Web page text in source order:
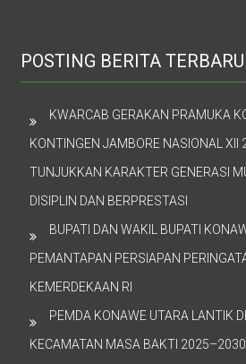
POSTING BERITA TERBARU
KWARCAB GERAKAN PRAMUKA
KONTINGEN JAMBORE NASIONAL XII
TUNJUKKAN KARAKTER GENERASI
DISIPLIN DAN BERPRESTASI
BUPATI DAN WAKIL BUPATI
PEMANTAPAN PERSIAPAN
KEMERDEKAAN RI
PEMDA KONAWE UTARA LANTIK
KECAMATAN MASA BAKTI